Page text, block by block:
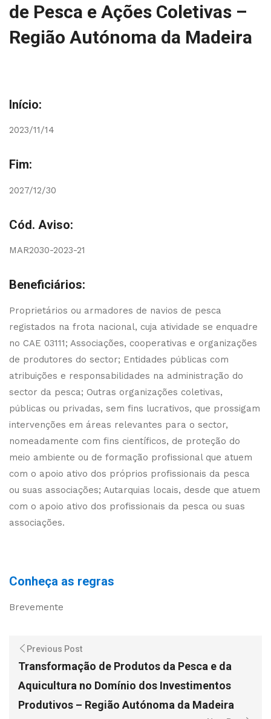
de Pesca e Ações Coletivas –
Região Autónoma da Madeira
Início:
2023/11/14
Fim:
2027/12/30
Cód. Aviso:
MAR2030-2023-21
Beneficiários:
Proprietários ou armadores de navios de pesca
registados na frota nacional, cuja atividade se enquadre
no CAE 03111; Associações, cooperativas e organizações
de produtores do sector; Entidades públicas com
atribuições e responsabilidades na administração do
sector da pesca; Outras organizações coletivas,
públicas ou privadas, sem fins lucrativos, que prossigam
intervenções em áreas relevantes para o sector,
nomeadamente com fins científicos, de proteção do
meio ambiente ou de formação profissional que atuem
com o apoio ativo dos próprios profissionais da pesca
ou suas associações; Autarquias locais, desde que atuem
com o apoio ativo dos profissionais da pesca ou suas
associações.
Conheça as regras
Brevemente
Previous Post
Transformação de Produtos da Pesca e da
Aquicultura no Domínio dos Investimentos
Produtivos – Região Autónoma da Madeira